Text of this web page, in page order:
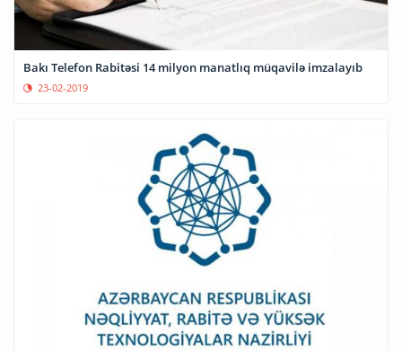
Bakı Telefon Rabitəsi 14 milyon manatlıq müqavilə imzalayıb
23-02-2019